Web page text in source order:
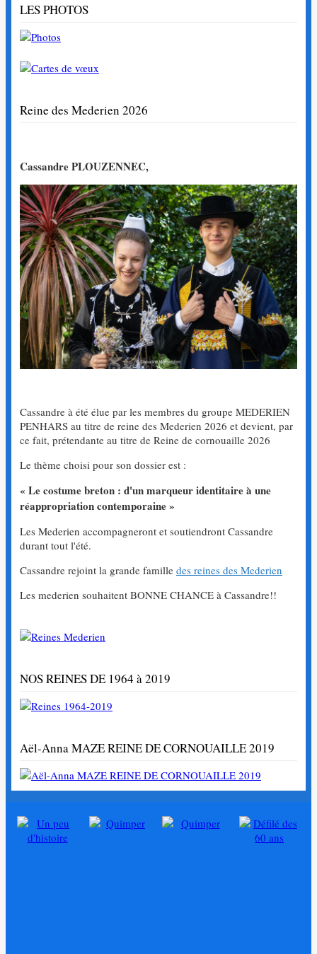
LES PHOTOS
Reine des Mederien 2026
Cassandre PLOUZENNEC,
Cassandre à été élue par les membres du groupe MEDERIEN
PENHARS au titre de reine des Mederien 2026 et devient, par
ce fait, prétendante au titre de Reine de cornouaille 2026
Le thème choisi pour son dossier est :
« Le costume breton : d'un marqueur identitaire à une
réappropriation contemporaine »
Les Mederien accompagneront et soutiendront Cassandre
durant tout l'été.
Cassandre rejoint la grande famille des reines des Mederien
Les mederien souhaitent BONNE CHANCE à Cassandre!!
NOS REINES DE 1964 à 2019
Aël-Anna MAZE REINE DE CORNOUAILLE 2019